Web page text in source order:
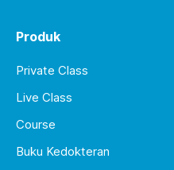
Produk
Private Class
Live Class
Course
Buku Kedokteran